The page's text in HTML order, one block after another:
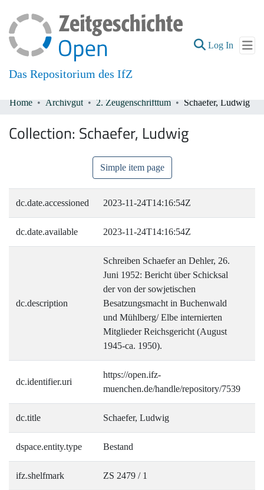
Das Repositorium des IfZ
Log In (current)
All of DSpace
Home Archivgut 2. Zeugenschrifttum Schaefer, Ludwig
Collection: Schaefer, Ludwig
Simple item page
dc.date.accessioned 2023-11-24T14:16:54Z
dc.date.available 2023-11-24T14:16:54Z
dc.description
Schreiben Schaefer an Dehler, 26.
Juni 1952: Bericht über Schicksal
der von der sowjetischen
Besatzungsmacht in Buchenwald
und Mühlberg/ Elbe internierten
Mitglieder Reichsgericht (August
1945-ca. 1950).
dc.identifier.uri
https://open.ifz-
muenchen.de/handle/repository/7539
dc.title Schaefer, Ludwig
dspace.entity.type Bestand
ifz.shelfmark ZS 2479 / 1